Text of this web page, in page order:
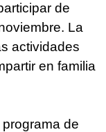
de
La
actividades
en familia
de